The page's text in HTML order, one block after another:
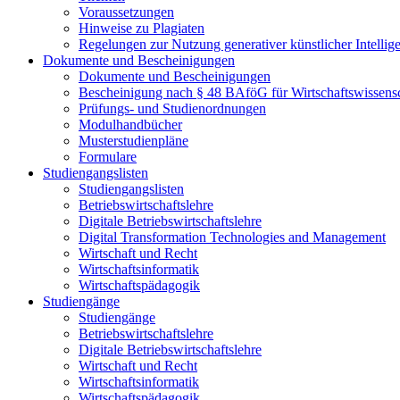
Voraussetzungen
Hinweise zu Plagiaten
Regelungen zur Nutzung generativer künstlicher
Dokumente und Bescheinigungen
Dokumente und Bescheinigungen
Bescheinigung nach § 48 BAföG für
Prüfungs- und Studienordnungen
Modulhandbücher
Musterstudienpläne
Formulare
Studiengangslisten
Studiengangslisten
Betriebswirtschaftslehre
Digitale Betriebswirtschaftslehre
Digital Transformation Technologies and Management
Wirtschaft und Recht
Wirtschaftsinformatik
Wirtschaftspädagogik
Studiengänge
Studiengänge
Betriebswirtschaftslehre
Digitale Betriebswirtschaftslehre
Wirtschaft und Recht
Wirtschaftsinformatik